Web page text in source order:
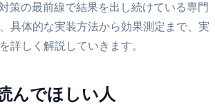
策の最前線で結果を出し続けている専門
具体的な実装方法から効果測定まで、実
詳しく解説していきます。
んでほしい人